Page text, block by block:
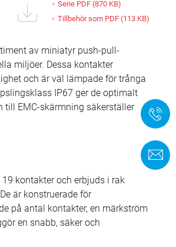
Serie PDF (870 KB)
Tillbehör som PDF (113 KB)
av miniatyr push-pull-
miljöer. Dessa kontakter
och är väl lämpade för trånga
IP67 ger de optimalt
till EMC-skärmning säkerställer
kontakter och erbjuds i rak
är konstruerade för
på antal kontakter, en märkström
en snabb, säker och